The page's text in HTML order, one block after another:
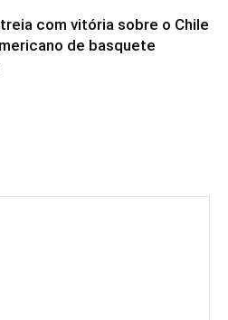
com vitória sobre o Chile
de basquete